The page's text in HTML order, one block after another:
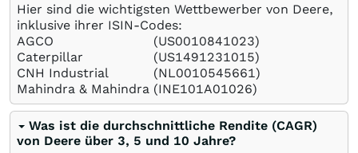
Hier sind die wichtigsten Wettbewerber von Deere,
inklusive ihrer ISIN-Codes:
AGCO
(US0010841023)
Caterpillar
(US1491231015)
CNH Industrial
(NL0010545661)
Mahindra & Mahindra (INE101A01026)
Was ist die durchschnittliche Rendite (CAGR)
von Deere über 3, 5 und 10 Jahre?